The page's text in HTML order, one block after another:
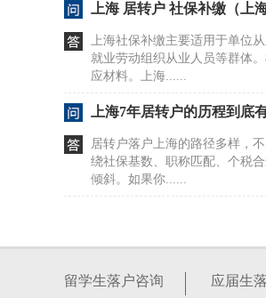
上海 居转户 社保补缴（上
上海社保补缴主要适用于单位
就业劳动组织从业人员等群体
应材料。上海......
上海7年居转户的历程到底
居转户落户上海的路径多样，
绕社保基数、职称匹配、个税
倾斜。如果你......
上海居转户政策的核心要求并
职称或达到12......
留学生落户咨询 应届生